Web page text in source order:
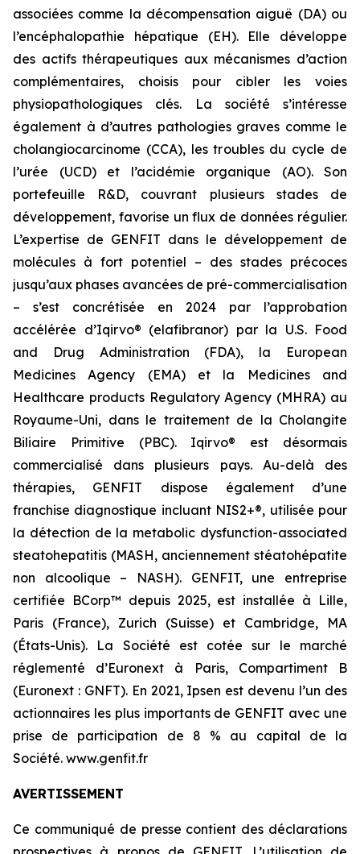
associées comme la décompensation aiguë (DA) ou
l’encéphalopathie hépatique (EH). Elle développe
des actifs thérapeutiques aux mécanismes d’action
complémentaires, choisis pour cibler les voies
physiopathologiques clés. La société s’intéresse
également à d’autres pathologies graves comme le
cholangiocarcinome (CCA), les troubles du cycle de
l’urée (UCD) et l’acidémie organique (AO). Son
portefeuille R&D, couvrant plusieurs stades de
développement, favorise un flux de données régulier.
L’expertise de GENFIT dans le développement de
molécules à fort potentiel – des stades précoces
jusqu’aux phases avancées de pré-commercialisation
– s’est concrétisée en 2024 par l’approbation
accélérée d’Iqirvo® (elafibranor) par la U.S. Food
and Drug Administration (FDA), la European
Medicines Agency (EMA) et la Medicines and
Healthcare products Regulatory Agency (MHRA) au
Royaume-Uni, dans le traitement de la Cholangite
Biliaire Primitive (PBC). Iqirvo® est désormais
commercialisé dans plusieurs pays. Au-delà des
thérapies, GENFIT dispose également d’une
franchise diagnostique incluant NIS2+®, utilisée pour
la détection de la metabolic dysfunction-associated
steatohepatitis (MASH, anciennement stéatohépatite
non alcoolique – NASH). GENFIT, une entreprise
certifiée BCorp™ depuis 2025, est installée à Lille,
Paris (France), Zurich (Suisse) et Cambridge, MA
(États-Unis). La Société est cotée sur le marché
réglementé d’Euronext à Paris, Compartiment B
(Euronext : GNFT). En 2021, Ipsen est devenu l’un des
actionnaires les plus importants de GENFIT avec une
prise de participation de 8 % au capital de la
Société. www.genfit.fr
AVERTISSEMENT
Ce communiqué de presse contient des déclarations